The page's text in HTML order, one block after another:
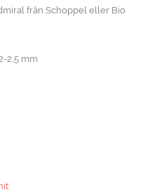
från Schoppel eller Bio
2,5 mm